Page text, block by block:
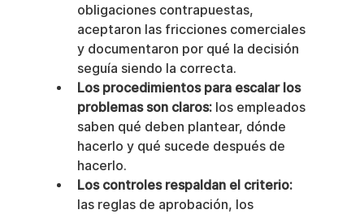
obligaciones contrapuestas,
aceptaron las fricciones comerciales
y documentaron por qué la decisión
seguía siendo la correcta.
Los procedimientos para escalar los
problemas son claros: los empleados
saben qué deben plantear, dónde
hacerlo y qué sucede después de
hacerlo.
Los controles respaldan el criterio:
las reglas de aprobación, los